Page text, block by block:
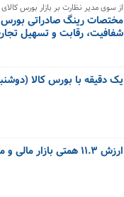
از سوی مدیر نظارت بر بازار بورس کالای
مختصات رینگ صادراتی
شفافیت، رقابت و تسهیل
یک دقیقه با بورس کالا (دوشنبه ۱۲ مرداد
ارزش ۱۱.۳ همتی بازار مالی و مشتقه بورس کالا